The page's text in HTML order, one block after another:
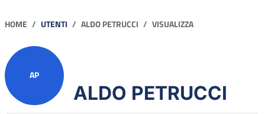
HOME UTENTI ALDO PETRUCCI VISUALIZZA
AP
ALDO PETRUCCI